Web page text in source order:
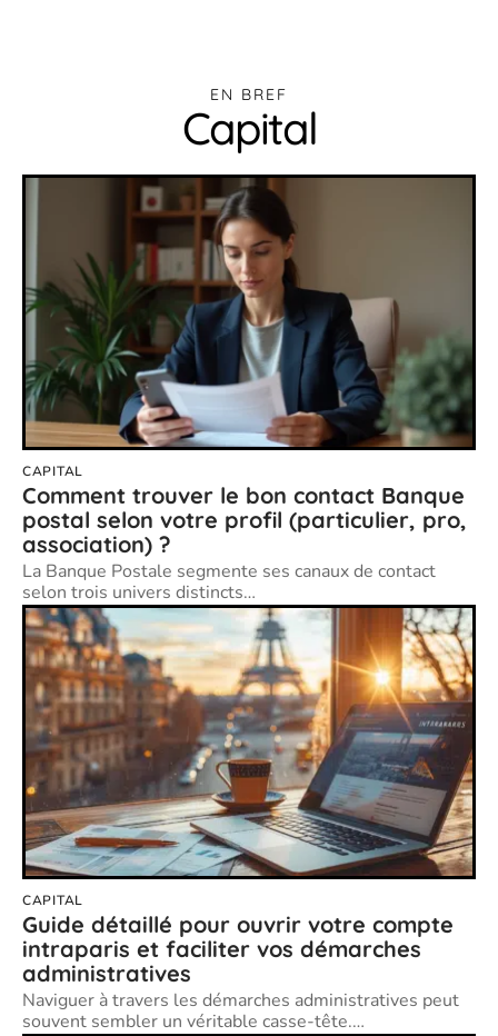
EN BREF
Capital
CAPITAL
Comment trouver le bon contact Banque
postal selon votre profil (particulier, pro,
association) ?
La Banque Postale segmente ses canaux de contact
selon trois univers distincts…
CAPITAL
Guide détaillé pour ouvrir votre compte
intraparis et faciliter vos démarches
administratives
Naviguer à travers les démarches administratives peut
souvent sembler un véritable casse-tête.…